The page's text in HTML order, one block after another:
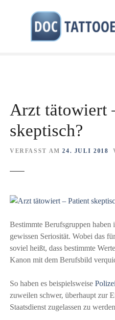
Arzt tätowiert
skeptisch?
VERFASST AM 24. JULI 2018
Bestimmte Berufsgruppen
gewissen Seriosität. Wobei das
soviel heißt, dass bestimmte
Kanon mit dem Berufsbild
So haben es beispielsweise
zuweilen schwer, überhaupt zur
Staatsdienst zugelassen zu